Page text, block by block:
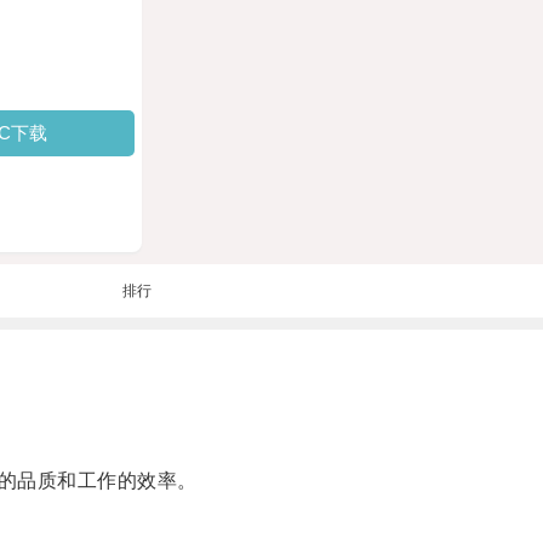
下载
排行
质和工作的效率。